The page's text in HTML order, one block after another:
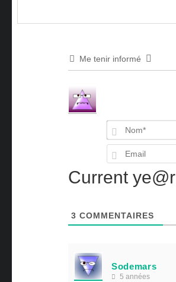
Me tenir informé
Current ye@r
3 COMMENTAIRES
Sodemars
5 années